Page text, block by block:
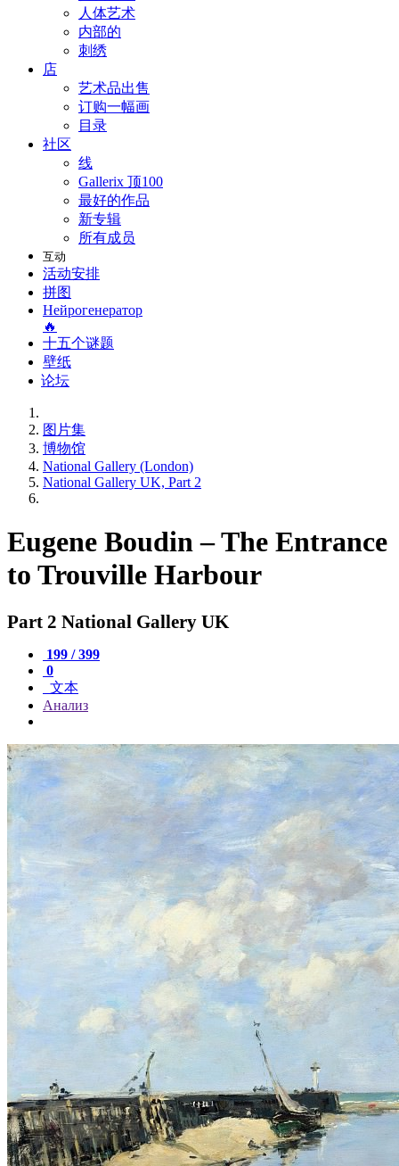
人体艺术
内部的
刺绣
店
艺术品出售
订购一幅画
目录
社区
线
Gallerix 顶100
最好的作品
新专辑
所有成员
互动
活动安排
拼图
Нейрогенератор
🔥
十五个谜题
壁纸
论坛
图片集
博物馆
National Gallery (London)
National Gallery UK, Part 2
Eugene Boudin – The Entrance
to Trouville Harbour
Part 2 National Gallery UK
199 / 399
0
文本
Анализ